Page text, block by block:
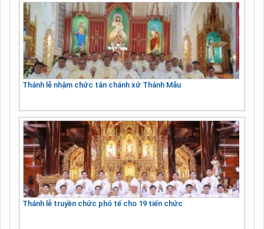
Thánh lễ nhậm chức tân chánh xứ Thánh Mẫu
Thánh lễ truyền chức phó tế cho 19 tiến chức